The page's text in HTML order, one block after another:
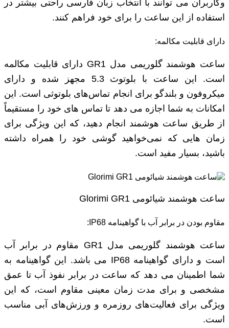
وکاربران می توانند با انتخاب زبان فارسی راحتی بیشتر در
استفاده از این ساعت را برای خود فراهم کنند.
دارای قابلیت مکالمه:
ساعت هوشمند گلوریمی مدل GR1 دارای قابلیت مکالمه
است. این ساعت با بلوتوث 5.3 مجهز شده و دارای
میکروفون و بلندگو برای انجام تماس‌های بلوتوثی است. این
امکانات به شما اجازه می ‌دهد تا تماس ‌های خود را مستقیماً
از طریق ساعت هوشمند انجام دهید، که این ویژگی برای
زمان ‌هایی که نمی‌خواهید گوشی خود را همراه داشته
باشید، بسیار مفید است.
ساعت هوشمند شیائومی Glorimi GR1
مقاوم بودن در برابر آب با گواهینامه IP68:
ساعت هوشمند گلوریمی مدل GR1 مقاوم در برابر آب
است و دارای گواهینامه IP68 می ‌باشد. این گواهینامه به
شما اطمینان می‌ دهد که ساعت در برابر نفوذ آب تا عمق
مشخصی و برای مدت زمان معینی مقاوم است، که این
ویژگی برای فعالیت‌های روزمره و ورزش‌های آبی مناسب
است.